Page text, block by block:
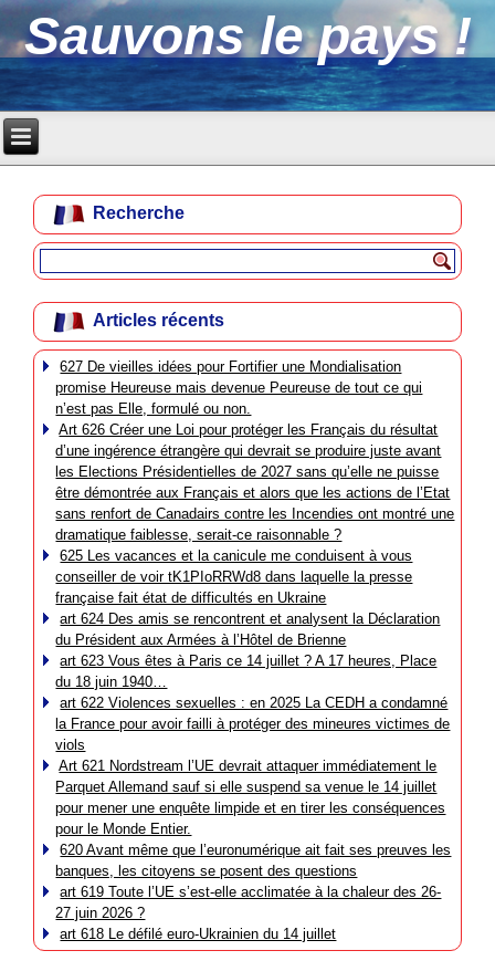
Sauvons le pays !
Recherche
Articles récents
627 De vieilles idées pour Fortifier une Mondialisation
promise Heureuse mais devenue Peureuse de tout ce qui
n’est pas Elle, formulé ou non.
Art 626 Créer une Loi pour protéger les Français du résultat
d’une ingérence étrangère qui devrait se produire juste avant
les Elections Présidentielles de 2027 sans qu’elle ne puisse
être démontrée aux Français et alors que les actions de l’Etat
sans renfort de Canadairs contre les Incendies ont montré une
dramatique faiblesse, serait-ce raisonnable ?
625 Les vacances et la canicule me conduisent à vous
conseiller de voir tK1PIoRRWd8 dans laquelle la presse
française fait état de difficultés en Ukraine
art 624 Des amis se rencontrent et analysent la Déclaration
du Président aux Armées à l’Hôtel de Brienne
art 623 Vous êtes à Paris ce 14 juillet ? A 17 heures, Place
du 18 juin 1940…
art 622 Violences sexuelles : en 2025 La CEDH a condamné
la France pour avoir failli à protéger des mineures victimes de
viols
Art 621 Nordstream l’UE devrait attaquer immédiatement le
Parquet Allemand sauf si elle suspend sa venue le 14 juillet
pour mener une enquête limpide et en tirer les conséquences
pour le Monde Entier.
620 Avant même que l’euronumérique ait fait ses preuves les
banques, les citoyens se posent des questions
art 619 Toute l’UE s’est-elle acclimatée à la chaleur des 26-
27 juin 2026 ?
art 618 Le défilé euro-Ukrainien du 14 juillet